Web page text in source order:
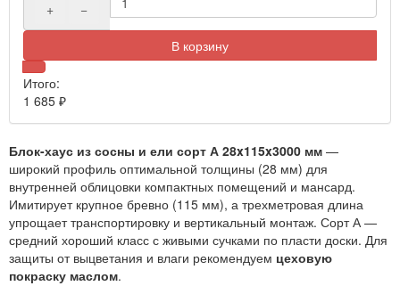
+ −
В корзину
Итого:
1 685 ₽
Блок-хаус из сосны и ели сорт А 28x115x3000 мм —
широкий профиль оптимальной толщины (28 мм) для
внутренней облицовки компактных помещений и мансард.
Имитирует крупное бревно (115 мм), а трехметровая длина
упрощает транспортировку и вертикальный монтаж. Сорт А —
средний хороший класс с живыми сучками по пласти доски. Для
защиты от выцветания и влаги рекомендуем цеховую
покраску маслом.